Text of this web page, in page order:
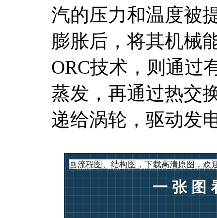
汽的压力和温度被
膨胀后，将其机械
ORC技术，则通过
蒸发，再通过热交
递给涡轮，驱动发